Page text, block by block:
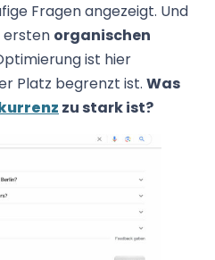
Fragen angezeigt. Und
ersten organischen
ist hier
Platz begrenzt ist. Was
zu stark ist?